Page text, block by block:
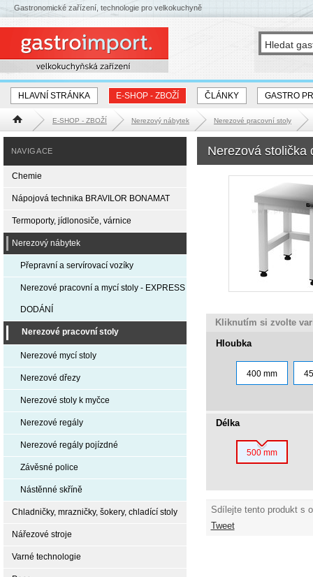
HLAVNÍ STRÁNKA E-SHOP - ZBOŽÍ ČLÁNKY GASTRO
Hlavní stránka E-SHOP - ZBOŽÍ Nerezový nábytek Nerezové pracovní stoly
Nerezová stolička
Kliknutím si zvolte
Hloubka
400 mm
Délka
500 mm
Sdílejte tento produkt s
Tweet
NAVIGACE
Chemie
Nápojová technika BRAVILOR BONAMAT
Termoporty, jídlonosiče, várnice
Nerezový nábytek
Přepravní a servírovací vozíky
Nerezové pracovní a mycí stoly - EXPRESS
DODÁNÍ
Nerezové pracovní stoly
Nerezové mycí stoly
Nerezové dřezy
Nerezové stoly k myčce
Nerezové regály
Nerezové regály pojízdné
Závěsné police
Nástěnné skříně
Chladničky, mrazničky, šokery, chladící stoly
Nářezové stroje
Varné technologie
Gastronomické zařízení, technologie pro velkokuchyně